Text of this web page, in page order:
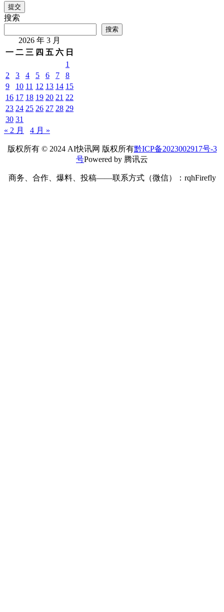
提交
搜索
搜索
2026 年 3 月
一 二 三 四 五 六 日
1
2
3 4 5 6 7
8
9
10 11 12 13 14 15
16 17 18 19 20 21 22
23 24 25 26 27 28 29
30 31
« 2 月
4 月 »
版权所有 © 2024 AI快讯网 版权所有黔ICP备2023002917号-3
号Powered by 腾讯云
商务、合作、爆料、投稿——联系方式（微信）：rqhFirefly